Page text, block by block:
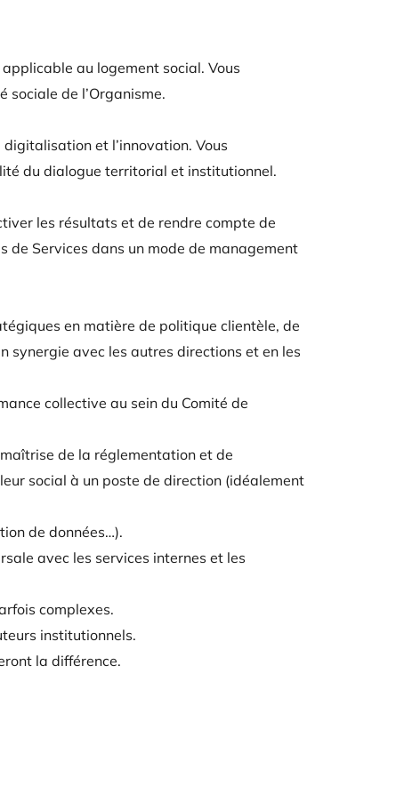
au logement social. Vous
sociale de l’Organisme.
et l’innovation. Vous
du dialogue territorial et institutionnel.
les résultats et de rendre compte de
de Services dans un mode de management
en matière de politique clientèle, de
synergie avec les autres directions et en les
collective au sein du Comité de
de la réglementation et de
social à un poste de direction (idéalement
de données…).
avec les services internes et les
complexes.
institutionnels.
la différence.